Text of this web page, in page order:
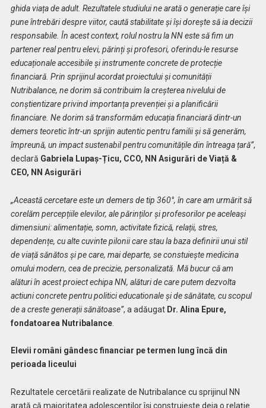
ghida viața de adult. Rezultatele studiului ne arată o generație care își
pune întrebări despre viitor, caută stabilitate și își dorește să ia decizii
responsabile. În acest context, rolul nostru la NN este să fim un
partener real pentru elevi, părinți și profesori, oferindu-le resurse
educaționale accesibile și instrumente concrete de protecție
financiară. Prin sprijinul acordat proiectului și comunității
Nutribalance, ne dorim să contribuim la creșterea nivelului de
conștientizare privind importanța prevenției și a planificării
financiare. Ne dorim să transformăm educația financiară dintr-un
demers teoretic într-un sprijin autentic pentru familii și să generăm,
împreună, un impact sustenabil pentru comunitățile din întreaga țară”,
declară Gabriela Lupaș-Țicu, CCO, NN Asigurări de Viață &
CEO, NN Asigurări
„Această cercetare este un demers de tip 360°, în care am urmărit să
corelăm percepțiile elevilor, ale părinților și profesorilor pe aceleași
dimensiuni: alimentație, somn, activitate fizică, relații, stres,
dependențe, cu alte cuvinte pilonii care stau la baza definirii unui stil
de viață sănătos și pe care, mai departe, se constuiește medicina
omului modern, cea de precizie, personalizată. Mă bucur că am
alături în acest proiect echipa NN, alături de care putem dezvolta
actiuni concrete pentru politici educationale și de sănătate, cu scopul
de a creste generații sănătoase”, a adăugat Dr. Alina Epure,
fondatoarea Nutribalance.
Elevii români gândesc financiar pe termen lung încă din
perioada liceului
Rezultatele cercetării realizate de Nutribalance cu sprijinul NN
arată că majoritatea adolescenților își construiește deja o relație